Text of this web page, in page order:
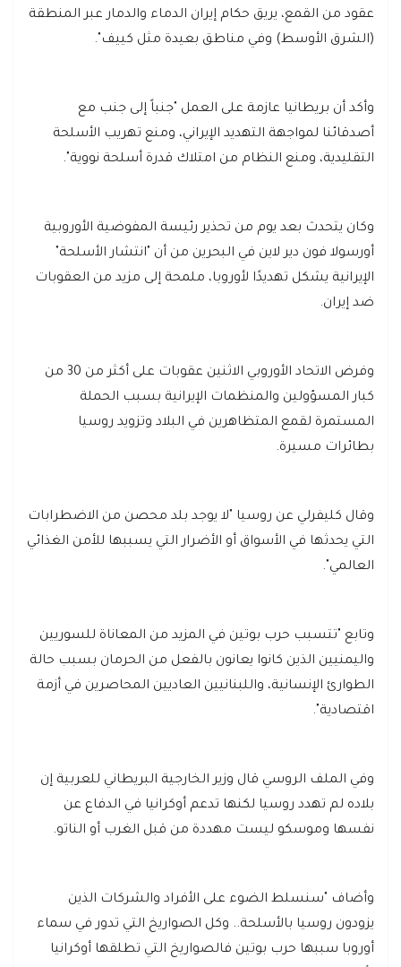
عقود من القمع، يريق حكام إيران الدماء والدمار عبر المنطقة
(الشرق الأوسط) وفي مناطق بعيدة مثل كييف".
وأكد أن بريطانيا عازمة على العمل "جنباً إلى جنب مع
أصدقائنا لمواجهة التهديد الإيراني، ومنع تهريب الأسلحة
التقليدية، ومنع النظام من امتلاك قدرة أسلحة نووية".
وكان يتحدث بعد يوم من تحذير رئيسة المفوضية الأوروبية
أورسولا فون دير لاين في البحرين من أن "انتشار الأسلحة"
الإيرانية يشكل تهديدًا لأوروبا، ملمحة إلى مزيد من العقوبات
ضد إيران.
وفرض الاتحاد الأوروبي الاثنين عقوبات على أكثر من 30 من
كبار المسؤولين والمنظمات الإيرانية بسبب الحملة
المستمرة لقمع المتظاهرين في البلاد وتزويد روسيا
بطائرات مسيرة.
وقال كليفرلي عن روسيا "لا يوجد بلد محصن من الاضطرابات
التي يحدثها في الأسواق أو الأضرار التي يسببها للأمن الغذائي
العالمي".
وتابع "تتسبب حرب بوتين في المزيد من المعاناة للسوريين
واليمنيين الذين كانوا يعانون بالفعل من الحرمان بسبب حالة
الطوارئ الإنسانية، واللبنانيين العاديين المحاصرين في أزمة
اقتصادية".
وفي الملف الروسي قال وزير الخارجية البريطاني للعربية إن
بلاده لم تهدد روسيا لكنها تدعم أوكرانيا في الدفاع عن
نفسها وموسكو ليست مهددة من قبل الغرب أو الناتو.
وأضاف "سنسلط الضوء على الأفراد والشركات الذين
يزودون روسيا بالأسلحة.. وكل الصواريخ التي تدور في سماء
أوروبا سببها حرب بوتين فالصواريخ التي تطلقها أوكرانيا